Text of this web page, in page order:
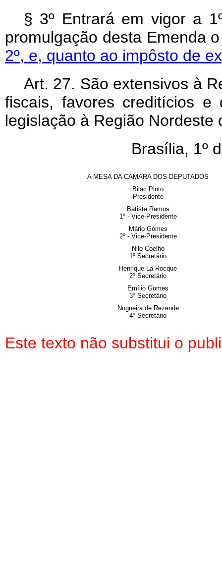
§ 3º Entrará em vigor a
promulgação desta Emenda
2º, e, quanto ao impôsto de
Art. 27. São extensivos à
fiscais, favores creditícios e
legislação à Região Nordeste
Brasília, 1º
A MESA DA CAMARA DOS DEPUTADOS
Bilac Pinto
Presidente
Batista Ramos
1º - Vice-Presidente
Mário Gomes
2º - Vice-Presidente
Nilo Coelho
1º Secretário
Henrique La Rocque
2º Secretário
Emílio Gomes
3º Secretário
Nogueira de Rezende
4º Secretário
Este texto não substitui o